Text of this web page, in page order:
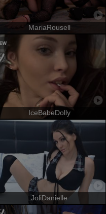
MariaRousell
IceBabeDolly
JoliDanielle